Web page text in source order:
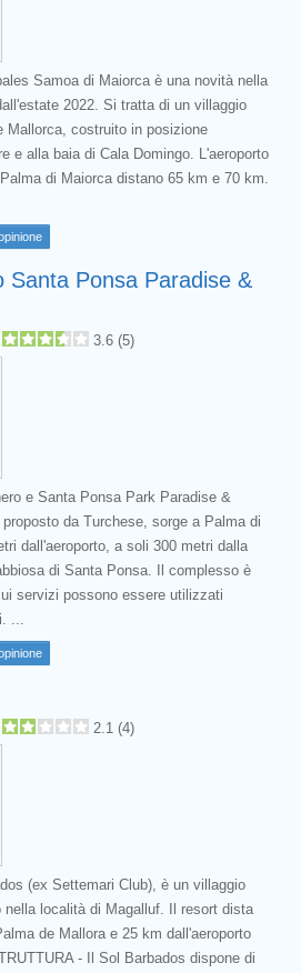
Samoa di Maiorca è una novità nella
2022. Si tratta di un villaggio
Mallorca, costruito in posizione
e alla baia di Cala Domingo. L'aeroporto
di Maiorca distano 65 km e 70 km.
Santa Ponsa Paradise &
3.6 (5)
e Santa Ponsa Park Paradise &
da Turchese, sorge a Palma di
dall'aeroporto, a soli 300 metri dalla
di Santa Ponsa. Il complesso è
servizi possono essere utilizzati
...
2.1 (4)
(ex Settemari Club), è un villaggio
località di Magalluf. Il resort dista
de Mallora e 25 km dall'aeroporto
- Il Sol Barbados dispone di